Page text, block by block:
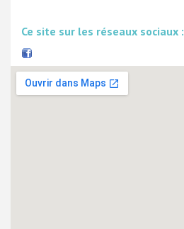
Ce site sur les réseaux sociaux :